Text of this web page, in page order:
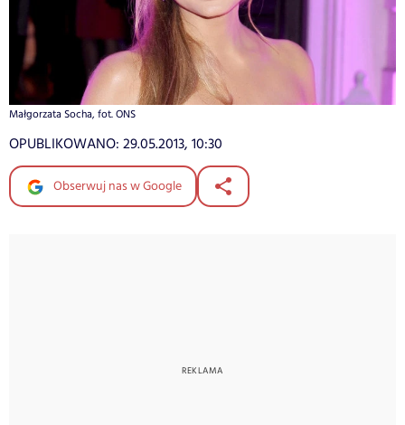
Małgorzata Socha, fot. ONS
OPUBLIKOWANO: 29.05.2013, 10:30
Obserwuj nas w Google